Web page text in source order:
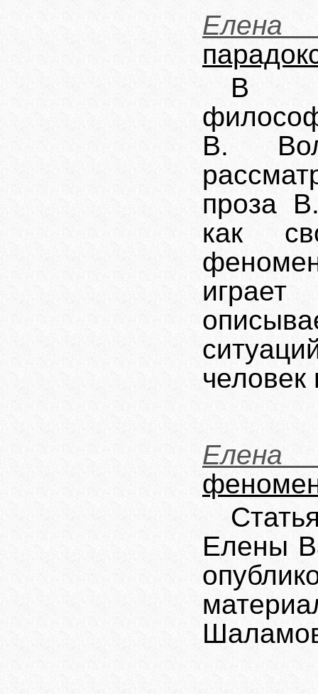
Елена
В
В.
проза
как
человек
Елена
Елены